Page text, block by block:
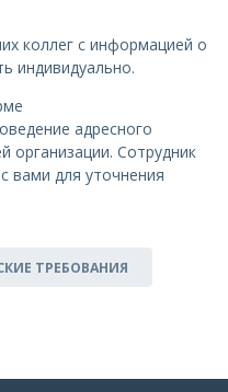
коллег с информацией о
индивидуально.
адресного
организации. Сотрудник
вами для уточнения
ТРЕБОВАНИЯ